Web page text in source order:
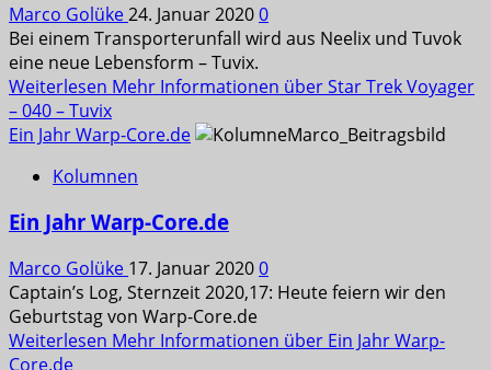
Marco Golüke24. Januar 20200
Bei einem Transporterunfall wird aus Neelix und Tuvok
eine neue Lebensform – Tuvix.
Weiterlesen Mehr Informationen über Star Trek Voyager
– 040 – Tuvix
Ein Jahr Warp-Core.de
Kolumnen
Ein Jahr Warp-Core.de
Marco Golüke 17. Januar 20200
Captain’s Log, Sternzeit 2020,17: Heute feiern wir den
Geburtstag von Warp-Core.de
Weiterlesen Mehr Informationen über Ein Jahr Warp-
Core.de